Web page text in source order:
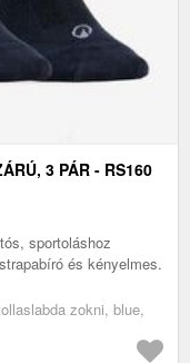
3 PÁR - RS160
sportoláshoz
és kényelmes.
zokni, blue,